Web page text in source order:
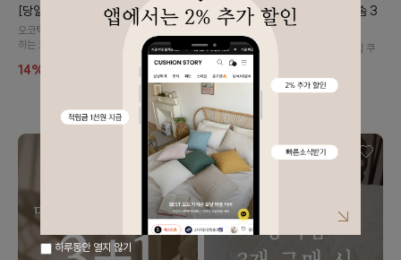
[당일출고] 항균 호텔솜 (국내생산)
오코텍스/FITI항균 인증/집먼지 진드기 차단
하는 도레이 항균 쿠션솜입니다.
14%
[당일출고/10%할인] 항균 호텔솜 3
개 (국내생산)
오늘은 쿠션솜 교체하기 좋은 날! 우리집 쿠
션솜, 향균 쿠션솜으로 교체해주세요 :)
10%16,200 18,000
하루동안 열지 않기